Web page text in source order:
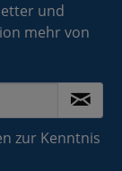
und
mehr von
zur Kenntnis